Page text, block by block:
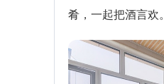
肴，一起把酒言欢。